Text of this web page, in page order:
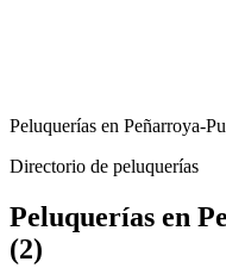
Peluquerías en Peñarroya-
Directorio de peluquerías
Peluquerías en
(2)